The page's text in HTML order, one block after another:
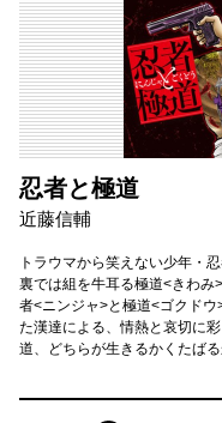
忍者と極道
近藤信輔
トラウマから笑えない少年・
裏では組を牛耳る極道<きわ
者<ニンジャ>と極道<ゴクド
た漢達による、情熱と哀切に
道、どちらが生きるかくたば